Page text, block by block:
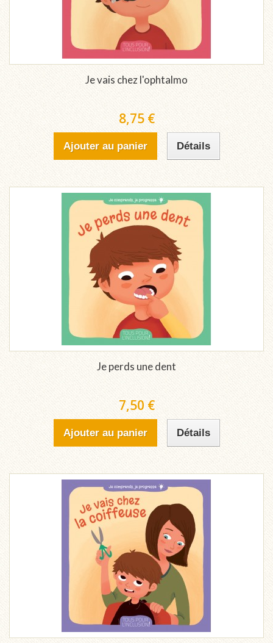
Je vais chez l'ophtalmo
8,75 €
Ajouter au panier Détails
Je perds une dent
7,50 €
Ajouter au panier Détails